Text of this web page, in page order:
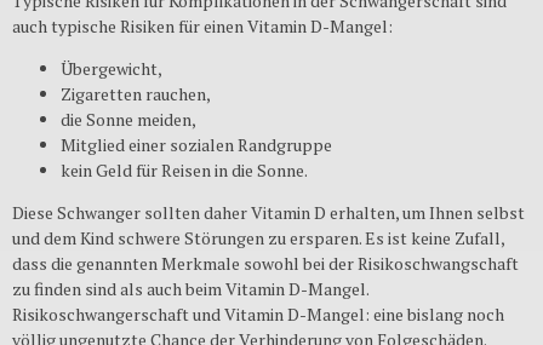
auch typische Risiken für einen Vitamin D-Mangel:
Übergewicht,
Zigaretten rauchen,
die Sonne meiden,
Mitglied einer sozialen Randgruppe
kein Geld für Reisen in die Sonne.
Diese Schwanger sollten daher Vitamin D erhalten, um Ihnen selbst
und dem Kind schwere Störungen zu ersparen. Es ist keine Zufall,
dass die genannten Merkmale sowohl bei der Risikoschwangschaft
zu finden sind als auch beim Vitamin D-Mangel.
Risikoschwangerschaft und Vitamin D-Mangel: eine bislang noch
völlig ungenutzte Chance der Verhinderung von Folgeschäden.